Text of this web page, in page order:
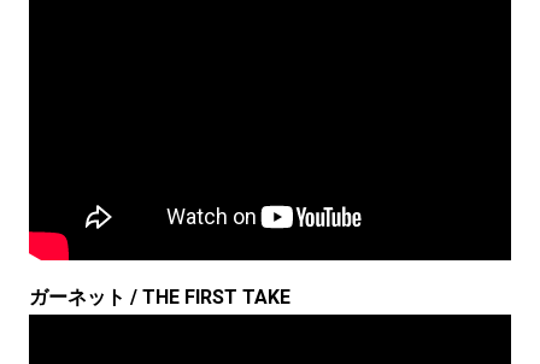
ガーネット / THE FIRST TAKE